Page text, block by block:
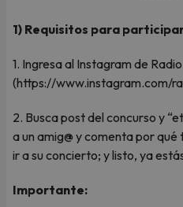
1) Requisitos para
1. Ingresa al Instagram de
(https://www.instagram.com/
2. Busca post del concurso y
a un amig@ y comenta por
ir a su concierto; y listo, ya
Importante: